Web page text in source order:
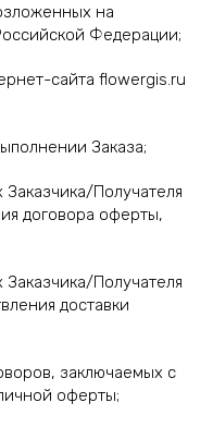
на
Федерации;
сайта flowergis.ru
Заказа;
Получателя
договора оферты,
Получателя
доставки
заключаемых с
оферты;